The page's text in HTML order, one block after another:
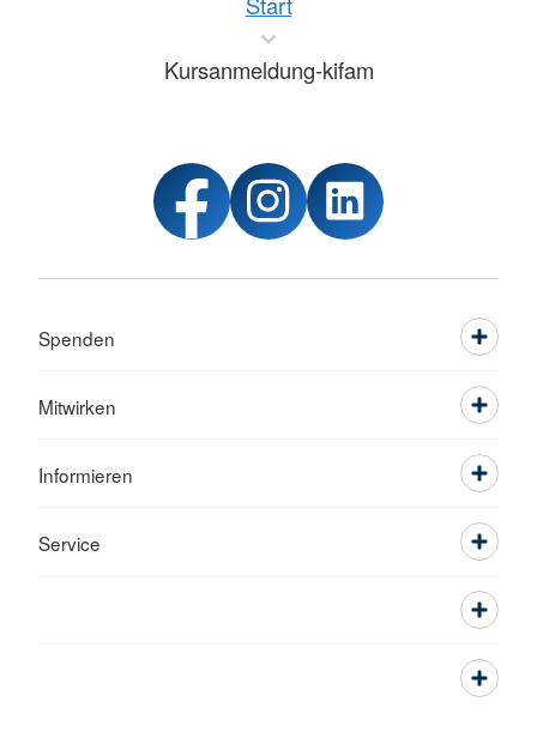
Kursanmeldung-kifam
Spenden
Mitwirken
Informieren
Service